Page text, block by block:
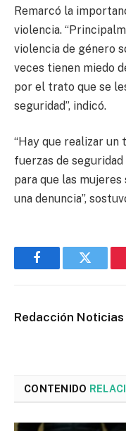
Remarcó la
violencia.
violencia de género
veces tienen miedo
por el trato que se
seguridad”, indicó.
“Hay que realizar un
fuerzas de
para que las
una denuncia”,
FacebookTwitter
Redacción Noticias
CONTENIDO